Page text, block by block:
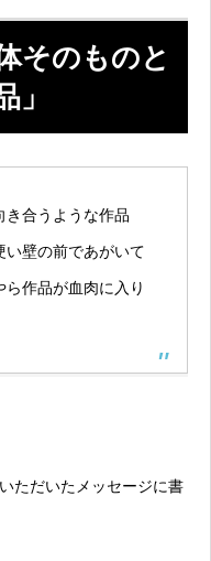
そのものと
」
き合うような作品
い壁の前であがいて
作品が血肉に入り
ただいたメッセージに書